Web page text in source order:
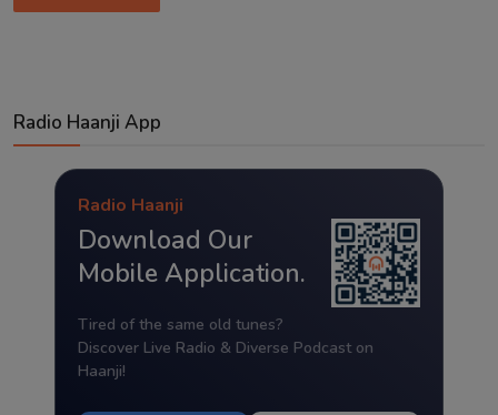
Radio Haanji App
Radio Haanji
Download Our
Mobile Application.
Tired of the same old tunes?
Discover Live Radio & Diverse Podcast on
Haanji!